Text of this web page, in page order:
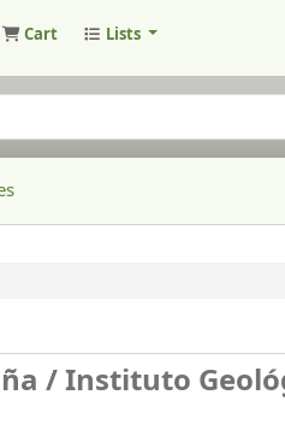
Cart Lists
/Instituto